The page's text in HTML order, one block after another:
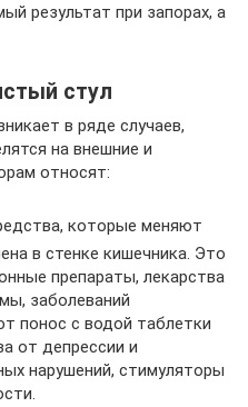
результат при запорах, а
стул
в ряде случаев,
на внешние и
относят:
которые меняют
в стенке кишечника. Это
препараты, лекарства
заболеваний
понос с водой таблетки
от депрессии и
нарушений, стимуляторы